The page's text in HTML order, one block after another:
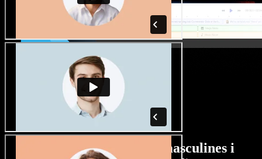
Gran varietat de veus masculines i